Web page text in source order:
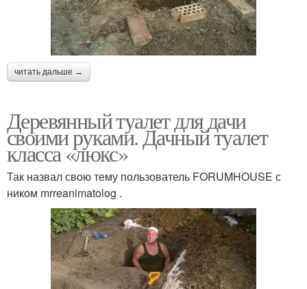
читать дальше →
Деревянный туалет для дачи
своими руками. Дачный туалет
класса «люкс»
Так назвал свою тему пользователь FORUMHOUSE с
ником mrreanimatolog .